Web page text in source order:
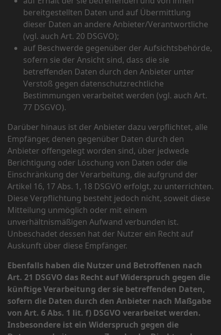
bereitgestellten Daten und auf Übermittlung
dieser Daten an andere Anbieter/Verantwortliche
(vgl. auch Art. 20 DSGVO);
auf Beschwerde gegenüber der Aufsichtsbehörde,
sofern sie der Ansicht sind, dass die sie
betreffenden Daten durch den Anbieter unter
Verstoß gegen datenschutzrechtliche
Bestimmungen verarbeitet werden (vgl. auch Art.
77 DSGVO).
Darüber hinaus ist der Anbieter dazu verpflichtet, alle
Empfänger, denen gegenüber Daten durch den
Anbieter offengelegt worden sind, über jedwede
Berichtigung oder Löschung von Daten oder die
Einschränkung der Verarbeitung, die aufgrund der
Artikel 16, 17 Abs. 1, 18 DSGVO erfolgt, zu unterrichten.
Diese Verpflichtung besteht jedoch nicht, soweit diese
Mitteilung unmöglich oder mit einem
unverhältnismäßigen Aufwand verbunden ist.
Unbeschadet dessen hat der Nutzer ein Recht auf
Auskunft über diese Empfänger.
Ebenfalls haben die Nutzer und Betroffenen nach
Art. 21 DSGVO das Recht auf Widerspruch gegen die
künftige Verarbeitung der sie betreffenden Daten,
sofern die Daten durch den Anbieter nach Maßgabe
von Art. 6 Abs. 1 lit. f) DSGVO verarbeitet werden.
Insbesondere ist ein Widerspruch gegen die